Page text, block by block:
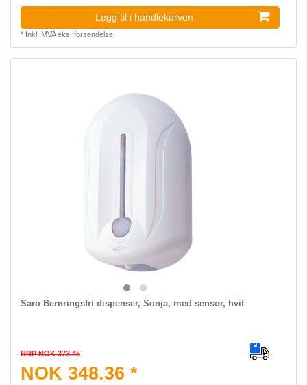
Legg til i handlekurven
* Inkl. MVAeks. forsendelse
Saro Berøringsfri dispenser, Sonja, med sensor, hvit
RRP NOK 373.45
NOK 348.36 *